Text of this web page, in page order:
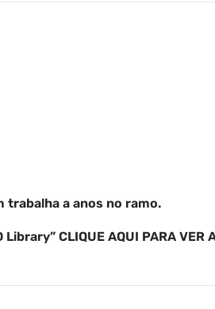
trabalha a anos no ramo.
CLIQUE AQUI PARA VER A